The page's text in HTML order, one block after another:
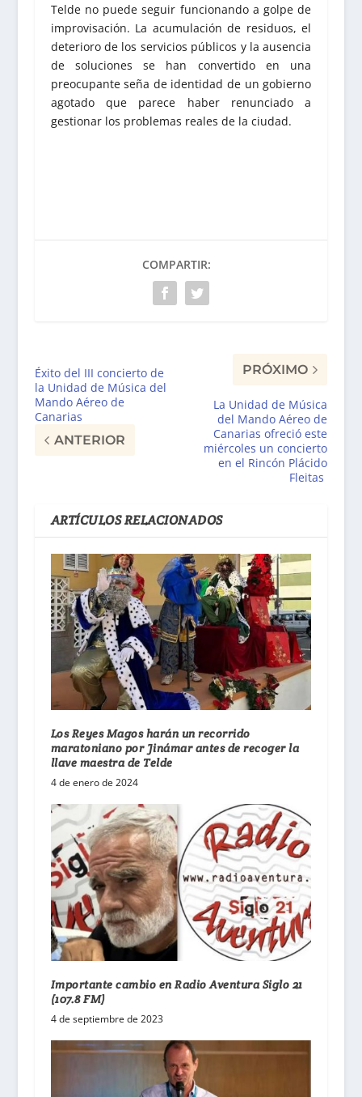
Telde no puede seguir funcionando a golpe de
improvisación. La acumulación de residuos, el
deterioro de los servicios públicos y la ausencia
de soluciones se han convertido en una
preocupante seña de identidad de un gobierno
agotado que parece haber renunciado a
gestionar los problemas reales de la ciudad.
COMPARTIR:
Éxito del III concierto de
la Unidad de Música del
Mando Aéreo de
Canarias
ANTERIOR
PRÓXIMO
La Unidad de Música
del Mando Aéreo de
Canarias ofreció este
miércoles un concierto
en el Rincón Plácido
Fleitas
ARTÍCULOS RELACIONADOS
Los Reyes Magos harán un recorrido
maratoniano por Jinámar antes de recoger la
llave maestra de Telde
4 de enero de 2024
Importante cambio en Radio Aventura Siglo 21
(107.8 FM)
4 de septiembre de 2023